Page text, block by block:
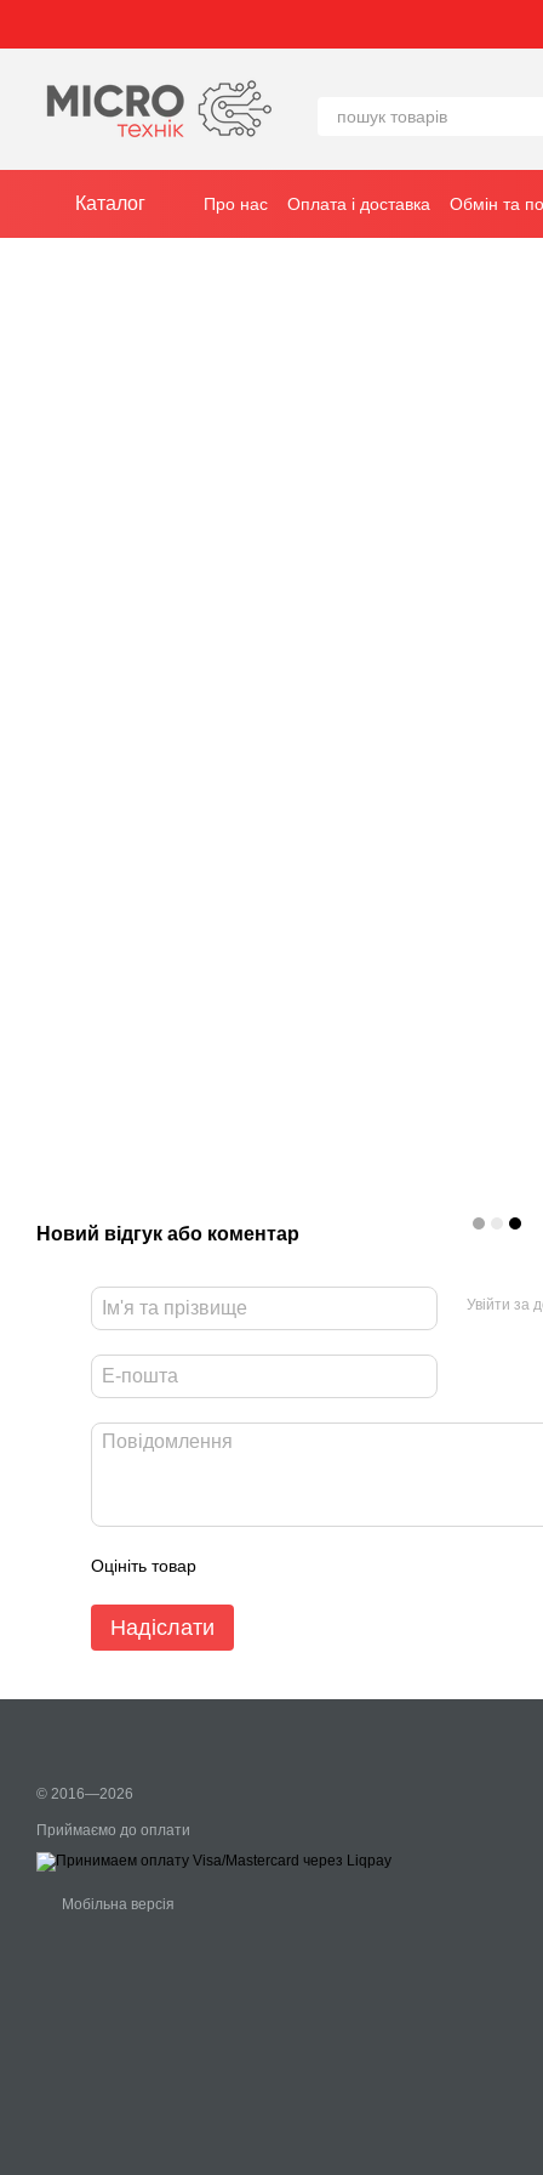
Каталог Про нас Оплата і доставка Обмін та
Новий відгук або коментар
Увійти за
Оцініть товар
Надіслати
© 2016—2026
Приймаємо до оплати
Мобільна версія